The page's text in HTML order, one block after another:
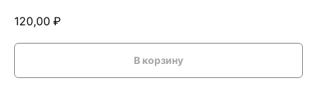
120,00 ₽
В корзину